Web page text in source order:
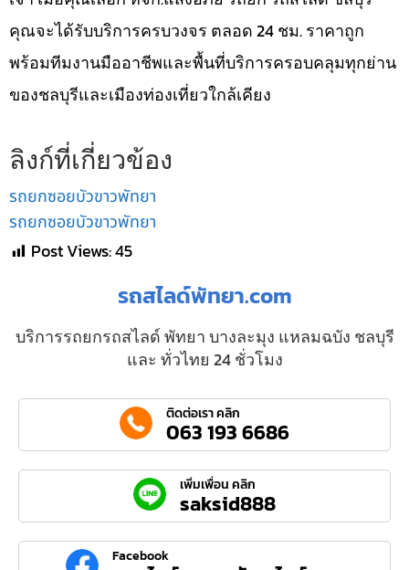
คุณจะได้รับบริการครบวงจร ตลอด 24 ชม. ราคาถูก
พร้อมทีมงานมืออาชีพและพื้นที่บริการครอบคลุมทุกย่าน
ของชลบุรีและเมืองท่องเที่ยวใกล้เคียง
ลิงก์ที่เกี่ยวข้อง
รถยกซอยบัวขาวพัทยา
รถยกซอยบัวขาวพัทยา
Post Views:45
รถสไลด์พัทยา.com
บริการรถยกรถสไลด์ พัทยา บางละมุง แหลมฉบัง ชลบุรี
และ ทั่วไทย 24 ชั่วโมง
ติดต่อเรา คลิก
063 193 6686
เพิ่มเพื่อน คลิก
saksid888
Facebook